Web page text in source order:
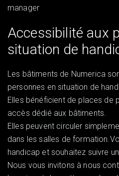
manager
Accessibilité aux
situation de
Les bâtiments de Numerica
personnes en situation de
Elles bénéficient de places de
accès dédié aux bâtiments.
Elles peuvent circuler
dans les salles de
handicap et souhaitez suivre
Nous vous invitons à nous